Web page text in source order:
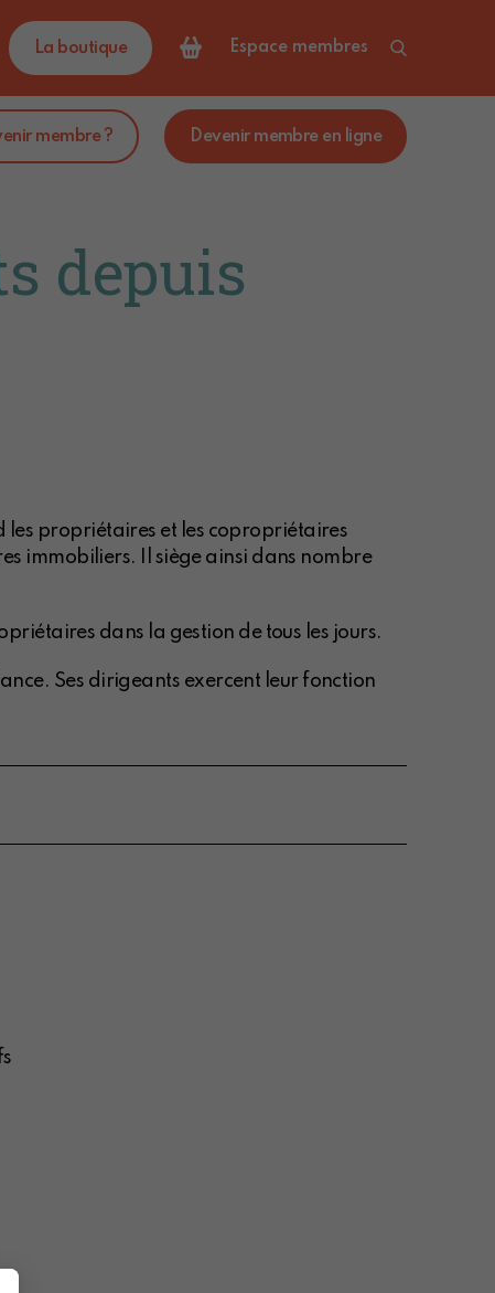
La boutique Espace membres
membre ? Devenir membre en ligne
depuis
les propriétaires et les copropriétaires
immobiliers. Il siège ainsi dans nombre
dans la gestion de tous les jours.
Ses dirigeants exercent leur fonction